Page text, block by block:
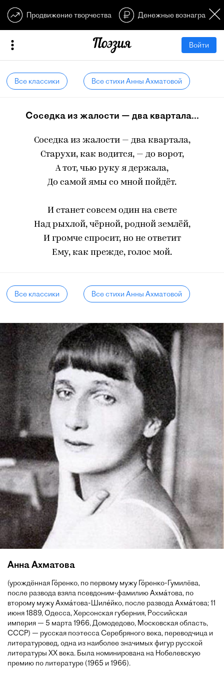
Продвижение творчества Денежные
Войти
Все классики Все стихи Анны Ахматовой
Соседка из жалости — два квартала...
Соседка из жалости — два квартала,
Старухи, как водится, — до ворот,
А тот, чью руку я держала,
До самой ямы со мной пойдёт.
И станет совсем один на свете
Над рыхлой, чёрной, родной землёй,
И громче спросит, но не ответит
Ему, как прежде, голос мой.
Все классики Все стихи Анны Ахматовой
Анна Ахматова
(урождённая Го́ренко, по первому мужу Го́ренко-Гумилёва,
после развода взяла псевдоним-фамилию Ахма́това, по
второму мужу Ахма́това-Шиле́йко, после развода Ахма́това; 11
июня 1889, Одесса, Херсонская губерния, Российская
империя — 5 марта 1966, Домодедово, Московская область,
СССР) — русская поэтесса Серебряного века, переводчица и
литературовед, одна из наиболее значимых фигур русской
литературы XX века. Была номинирована на Нобелевскую
премию по литературе (1965 и 1966).